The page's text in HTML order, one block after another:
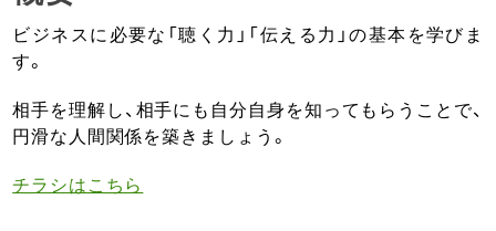
ビジネスに必要な「聴く力」「伝える力」の基本を学びま
す。
相手を理解し、相手にも自分自身を知ってもらうことで、
円滑な人間関係を築きましょう。
チラシはこちら